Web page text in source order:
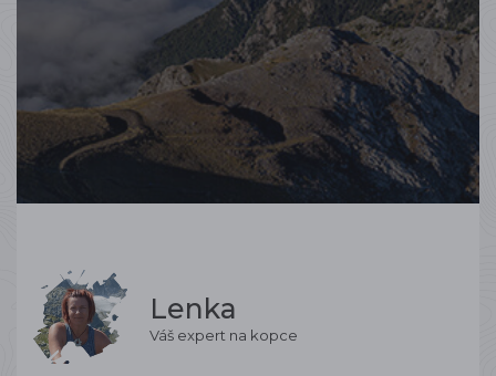
Lenka
Váš expert na kopce